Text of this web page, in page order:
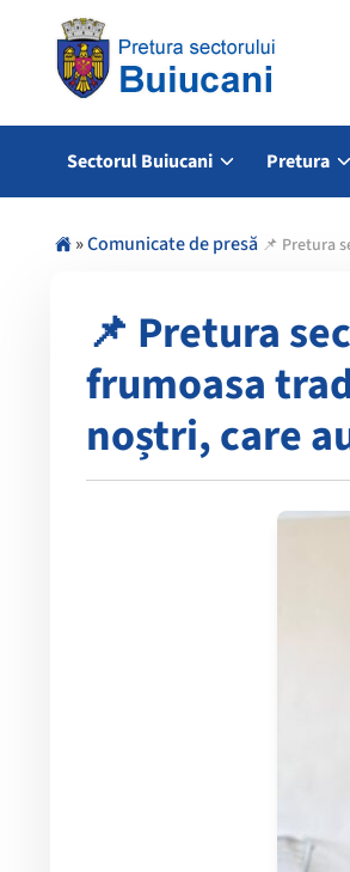
Sectorul Buiucani Pretura
»Comunicate de presă 📌 Pretura
📌 Pretura
frumoasa
noștri, care